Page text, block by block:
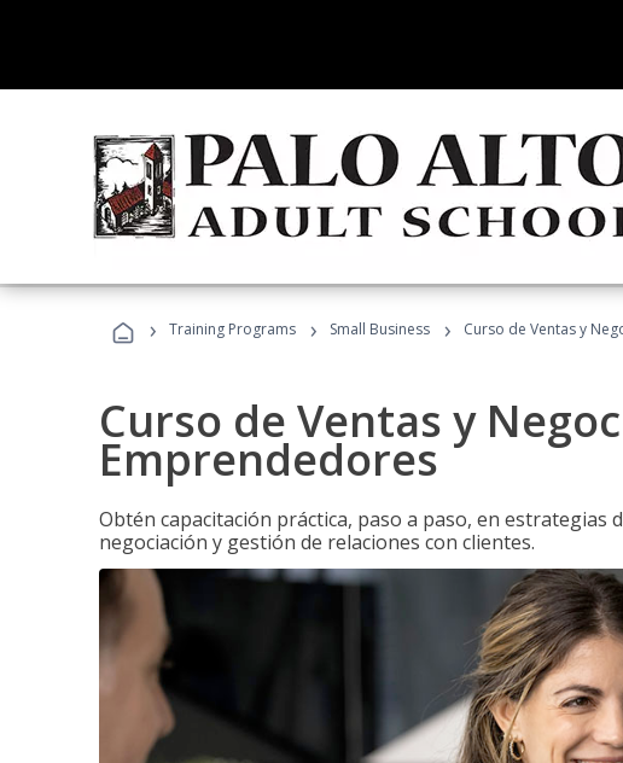
› Training Programs › Small Business › Curso de Ventas y
Curso de Ventas y
Emprendedores
Obtén capacitación práctica, paso a paso, en estrategias
negociación y gestión de relaciones con clientes.